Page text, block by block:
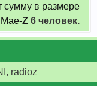
сумму в размере
Мае-Z 6 человек.
radioz